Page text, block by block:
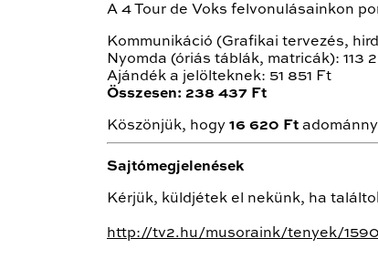
A 4 Tour de Voks felvonulásainkon
Kommunikáció (Grafikai tervezés,
Nyomda (óriás táblák, matricák): 113
Ajándék a jelölteknek: 51 851 Ft
Összesen: 238 437 Ft
Köszönjük, hogy 16 620 Ft
Sajtómegjelenések
Kérjük, küldjétek el nekünk, ha
http://tv2.hu/musoraink/tenyek/